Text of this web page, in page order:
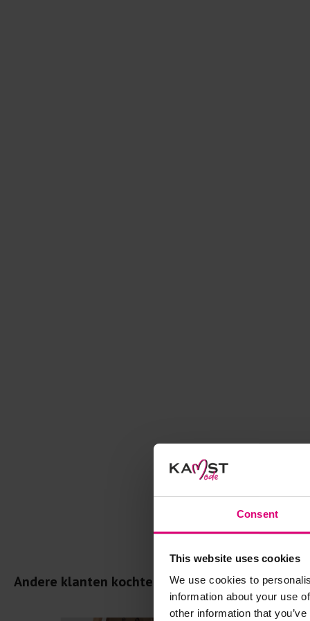
Consent
This website uses cookies
We use cookies to
information about your use
other information that
Andere klanten kochten dit ook